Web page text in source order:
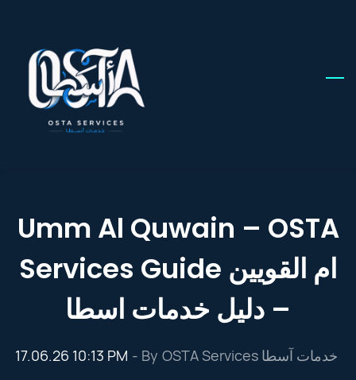
main
content
Umm Al Quwain – OSTA
Services Guide ام القويين
– دليل خدمات اسطا
17.06.26 10:13 PM - By OSTA Services خدمات آسطا